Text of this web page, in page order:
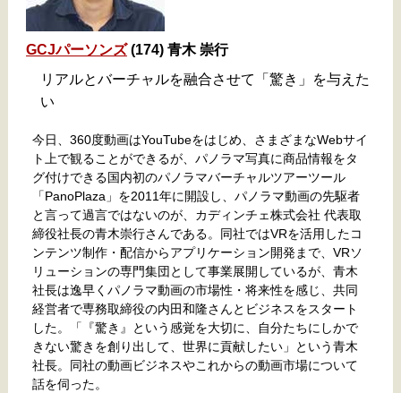
GCJパーソンズ(174) 青木 崇行
リアルとバーチャルを融合させて「驚き」を与えた
い
今日、360度動画はYouTubeをはじめ、さまざまなWebサイ
ト上で観ることができるが、パノラマ写真に商品情報をタ
グ付けできる国内初のパノラマバーチャルツアーツール
「PanoPlaza」を2011年に開設し、パノラマ動画の先駆者
と言って過言ではないのが、カディンチェ株式会社 代表取
締役社長の青木崇行さんである。同社ではVRを活用したコ
ンテンツ制作・配信からアプリケーション開発まで、VRソ
リューションの専門集団として事業展開しているが、青木
社長は逸早くパノラマ動画の市場性・将来性を感じ、共同
経営者で専務取締役の内田和隆さんとビジネスをスタート
した。「『驚き』という感覚を大切に、自分たちにしかで
きない驚きを創り出して、世界に貢献したい」という青木
社長。同社の動画ビジネスやこれからの動画市場について
話を伺った。